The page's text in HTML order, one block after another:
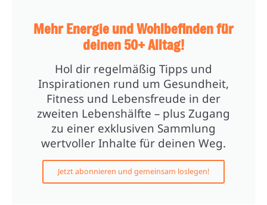
Mehr Energie und Wohlbefinden für
deinen 50+ Alltag!
Hol dir regelmäßig Tipps und
Inspirationen rund um Gesundheit,
Fitness und Lebensfreude in der
zweiten Lebenshälfte – plus Zugang
zu einer exklusiven Sammlung
wertvoller Inhalte für deinen Weg.
Jetzt abonnieren und gemeinsam loslegen!